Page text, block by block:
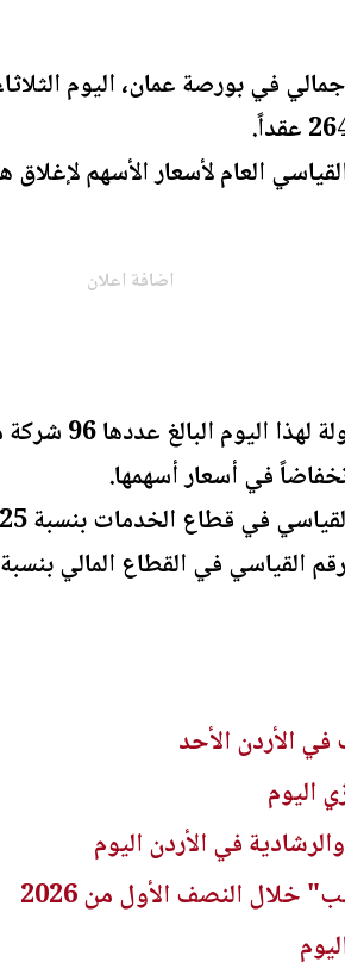
اضافة اعلان
الأردن الأحد
في الأردن اليوم